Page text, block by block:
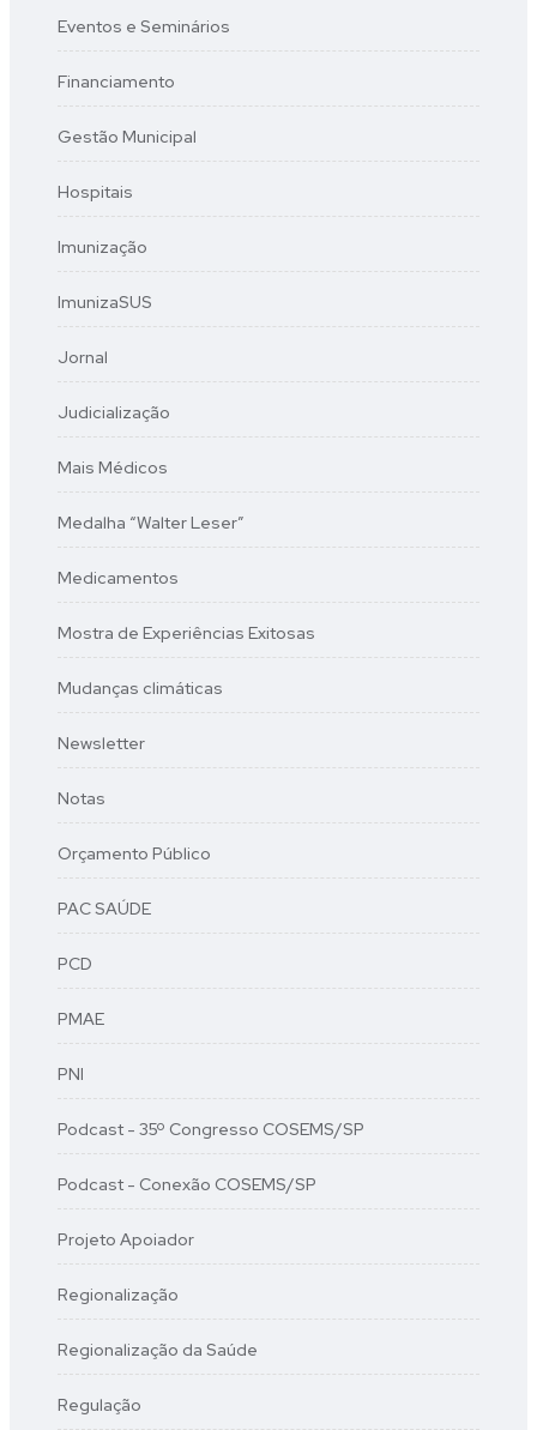
Eventos e Seminários
Financiamento
Gestão Municipal
Hospitais
Imunização
ImunizaSUS
Jornal
Judicialização
Mais Médicos
Medalha “Walter Leser”
Medicamentos
Mostra de Experiências Exitosas
Mudanças climáticas
Newsletter
Notas
Orçamento Público
PAC SAÚDE
PCD
PMAE
PNI
Podcast - 35º Congresso COSEMS/SP
Podcast - Conexão COSEMS/SP
Projeto Apoiador
Regionalização
Regionalização da Saúde
Regulação